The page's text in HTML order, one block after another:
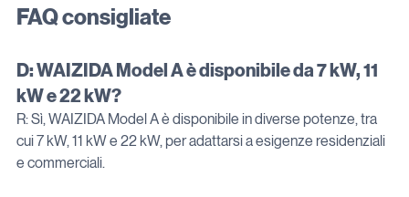
FAQ consigliate
D: WAIZIDA Model A è disponibile da 7 kW, 11
kW e 22 kW?
R: Sì, WAIZIDA Model A è disponibile in diverse potenze, tra
cui 7 kW, 11 kW e 22 kW, per adattarsi a esigenze residenziali
e commerciali.